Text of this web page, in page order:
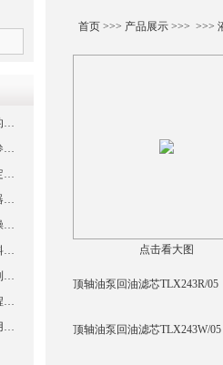
首页>>> 产品展示>>> >>>
点击看大图
顶轴油泵回油滤芯TLX243R/05
顶轴油泵回油滤芯TLX243W/05
从海水过滤到燃油净化：船舶滤芯的多场景应用解析
汽轮机滤芯多久换一次？忽略这个参数，机组非停损失可能上百万！
液压油滤芯精度等级：守护系统稳定与寿命的“微米标尺”
从材质革新到结构优化，解码除尘器滤芯性能跃升的核心逻辑
数控机床滤芯安装指南：三步精准操作，杜绝设备“亚健康”
不锈钢滤芯测试标准全解析，从材料性能到应用场景的严苛验证
润滑油滤芯精度分级：从工业设备到精密系统的过滤密码
主轴油泵滤芯从定位到调试的全流程解析
颇尔滤芯精度字母编码的解析与应用指南